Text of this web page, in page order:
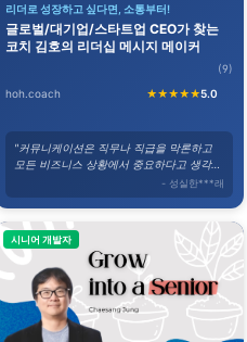
리더로 성장하고 싶다면, 소통부터!
글로벌/대기업/스타트업 CEO가 찾는
코치 김호의 리더십 메시지 메이커
hoh.coach ★★★★★5.0
(9)
"커뮤니케이션은 직무나 직급을 막론하고
모든 비즈니스 상황에서 중요하다고 생각합
- 성실한***래
시니어 개발자